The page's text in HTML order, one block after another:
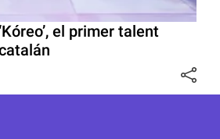
el primer talent